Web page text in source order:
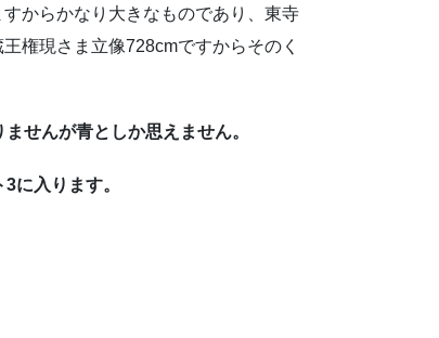
からかなり大きなものであり、東寺
権現さま立像728cmですからそのく
せんが青としか思えません。
に入ります。